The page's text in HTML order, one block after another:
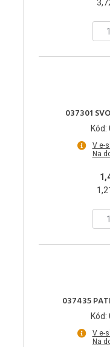
037301
Kód:
V e-
Na
037435
V e-
Na